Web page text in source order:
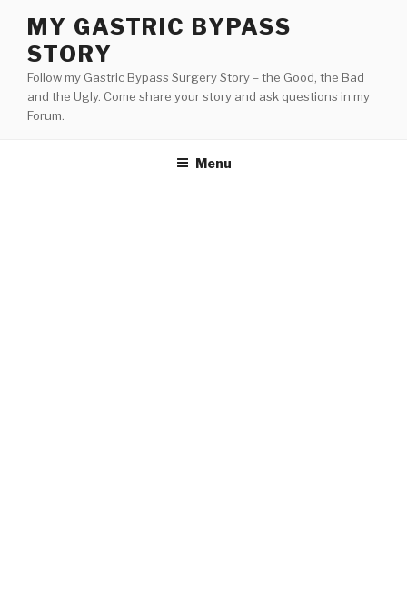
content
MY GASTRIC BYPASS
STORY
Follow my Gastric Bypass Surgery Story – the Good, the Bad
and the Ugly. Come share your story and ask questions in my
Forum.
Menu